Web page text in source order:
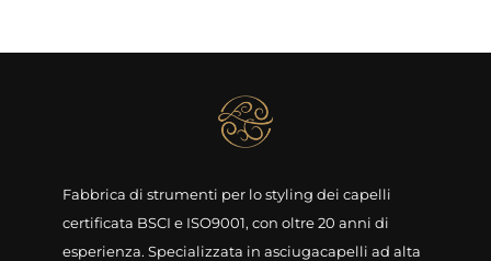
Fabbrica di strumenti per lo styling dei capelli
certificata BSCI e ISO9001, con oltre 20 anni di
esperienza. Specializzata in asciugacapelli ad alta